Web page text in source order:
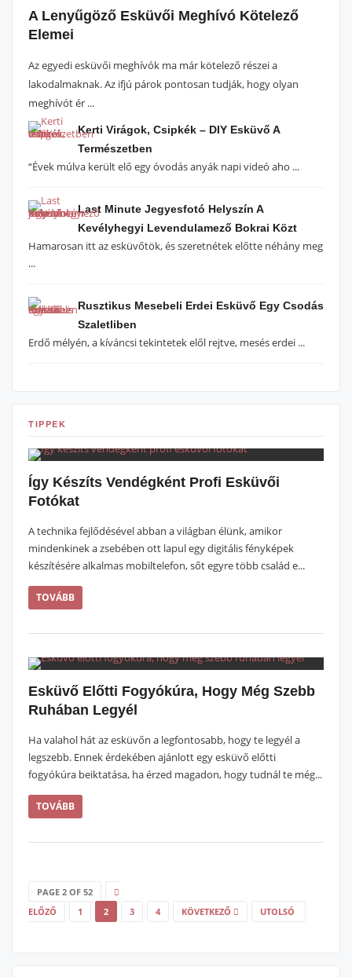
A Lenyűgöző Esküvői Meghívó Kötelező
Elemei
Az egyedi esküvői meghívók ma már kötelező részei a
lakodalmaknak. Az ifjú párok pontosan tudják, hogy olyan
meghívót ér ...
Kerti Virágok, Csipkék – DIY Esküvő A
Természetben
“Évek múlva került elő egy óvodás anyák napi videó aho ...
Last Minute Jegyesfotó Helyszín A
Kevélyhegyi Levendulamező Bokrai Közt
Hamarosan itt az esküvőtök, és szeretnétek előtte néhány meg
...
Rusztikus Mesebeli Erdei Esküvő Egy Csodás
Szaletliben
Erdő mélyén, a kíváncsi tekintetek elől rejtve, mesés erdei ...
TIPPEK
Így Készíts Vendégként Profi Esküvői
Fotókat
A technika fejlődésével abban a világban élünk, amikor
mindenkinek a zsebében ott lapul egy digitális fényképek
készítésére alkalmas mobiltelefon, sőt egyre több család e...
TOVÁBB
Esküvő Előtti Fogyókúra, Hogy Még Szebb
Ruhában Legyél
Ha valahol hát az esküvőn a legfontosabb, hogy te legyél a
legszebb. Ennek érdekében ajánlott egy esküvő előtti
fogyókúra beiktatása, ha érzed magadon, hogy tudnál te még...
TOVÁBB
PAGE 2 OF 52
ELŐZŐ
1 2 3 4 KÖVETKEZŐ UTOLSÓ